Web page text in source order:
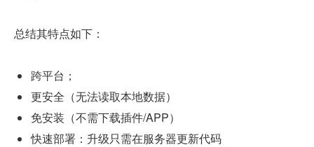
总结其​​​​​​​特点如下：
跨平台；
更安全（无法读取本地数据）
免安装（不需下载插件/APP）
快速部署：升级只需在服务器更新代码